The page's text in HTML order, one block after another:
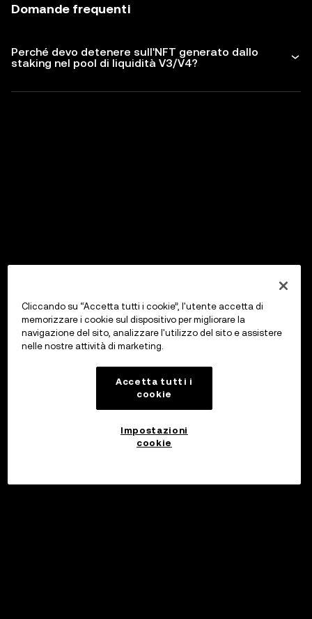
Domande frequenti
Perché devo detenere sull'NFT generato dallo
staking nel pool di liquidità V3/V4?
Cliccando su “Accetta tutti i cookie”, l'utente accetta di
memorizzare i cookie sul dispositivo per migliorare la
navigazione del sito, analizzare l'utilizzo del sito e assistere
nelle nostre attività di marketing.
Accetta tutti i
cookie
Impostazioni
cookie